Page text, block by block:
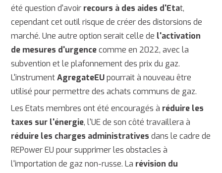
été question d'avoir recours à des aides d'Etat,
cependant cet outil risque de créer des distorsions de
marché. Une autre option serait celle de l'activation
de mesures d'urgencecomme en 2022, avec la
subvention et le plafonnement des prix du gaz.
L'instrumentAgregateEUpourrait à nouveau être
utilisé pour permettre des achats communs de gaz.
Les Etats membres ont été encouragés à réduire les
taxes sur l'énergie, l'UE de son côté travaillera à
réduire les charges administratives dans le cadre de
REPower EU pour supprimer les obstacles à
l'importation de gaz non-russe. La révision du